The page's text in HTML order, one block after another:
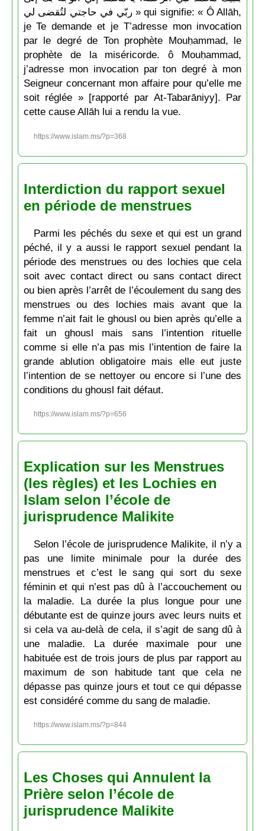
ربّي في حاجتي لتُقضى لي » qui signifie: « Ô Allāh,
je Te demande et je T’adresse mon invocation
par le degré de Ton prophète Mouḥammad, le
prophète de la miséricorde. ô Mouḥammad,
j’adresse mon invocation par ton degré à mon
Seigneur concernant mon affaire pour qu’elle me
soit réglée » [rapporté par At-Tabarāniyy]. Par
cette cause Allāh lui a rendu la vue.
https://www.islam.ms/?p=368
Interdiction du rapport sexuel
en période de menstrues
Parmi les péchés du sexe et qui est un grand
péché, il y a aussi le rapport sexuel pendant la
période des menstrues ou des lochies que cela
soit avec contact direct ou sans contact direct
ou bien après l’arrêt de l’écoulement du sang des
menstrues ou des lochies mais avant que la
femme n’ait fait le ghousl ou bien après qu’elle a
fait un ghousl mais sans l’intention rituelle
comme si elle n’a pas mis l’intention de faire la
grande ablution obligatoire mais elle eut juste
l’intention de se nettoyer ou encore si l’une des
conditions du ghousl fait défaut.
https://www.islam.ms/?p=656
Explication sur les Menstrues
(les règles) et les Lochies en
Islam selon l’école de
jurisprudence Malikite
Selon l’école de jurisprudence Malikite, il n’y a
pas une limite minimale pour la durée des
menstrues et c’est le sang qui sort du sexe
féminin et qui n’est pas dû à l’accouchement ou
la maladie. La durée la plus longue pour une
débutante est de quinze jours avec leurs nuits et
si cela va au-delà de cela, il s’agit de sang dû à
une maladie. La durée maximale pour une
habituée est de trois jours de plus par rapport au
maximum de son habitude tant que cela ne
dépasse pas quinze jours et tout ce qui dépasse
est considéré comme du sang de maladie.
https://www.islam.ms/?p=844
Les Choses qui Annulent la
Prière selon l’école de
jurisprudence Malikite